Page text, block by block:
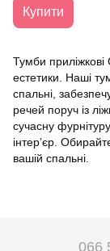
Купити
Тумби
естетики. Наші
спальні,
речей поруч із
сучасну
інтер’єр.
вашій спальні.
066